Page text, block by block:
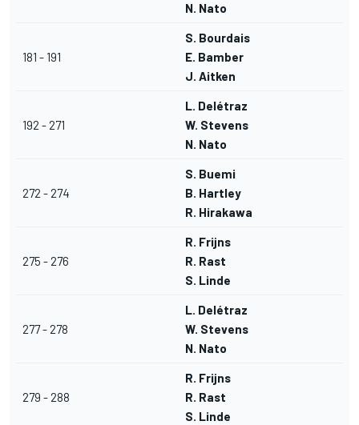
N. Nato
181 - 191
S. Bourdais
E. Bamber
J. Aitken
192 - 271
L. Delétraz
W. Stevens
N. Nato
272 - 274
S. Buemi
B. Hartley
R. Hirakawa
275 - 276
R. Frijns
R. Rast
S. Linde
277 - 278
L. Delétraz
W. Stevens
N. Nato
279 - 288
R. Frijns
R. Rast
S. Linde